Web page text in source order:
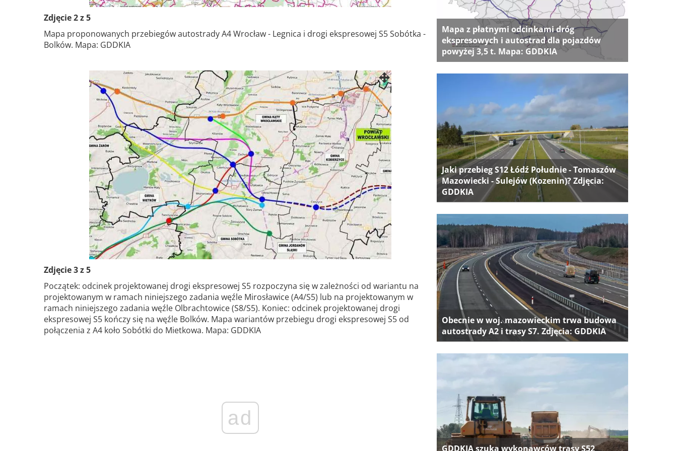
Zdjęcie 2 z 5
Mapa proponowanych przebiegów autostrady A4 Wrocław - Legnica i drogi ekspresowej S5 Sobótka -
Bolków. Mapa: GDDKIA
Zdjęcie 3 z 5
Początek: odcinek projektowanej drogi ekspresowej S5 rozpoczyna się w zależności od wariantu na
projektowanym w ramach niniejszego zadania węźle Mirosławice (A4/S5) lub na projektowanym w
ramach niniejszego zadania węźle Olbrachtowice (S8/S5). Koniec: odcinek projektowanej drogi
ekspresowej S5 kończy się na węźle Bolków. Mapa wariantów przebiegu drogi ekspresowej S5 od
połączenia z A4 koło Sobótki do Mietkowa. Mapa: GDDKIA
ad
Mapa z płatnymi odcinkami dróg
ekspresowych i autostrad dla pojazdów
powyżej 3,5 t. Mapa: GDDKIA
Jaki przebieg S12 Łódź Południe - Tomaszów
Mazowiecki - Sulejów (Kozenin)? Zdjęcia:
GDDKIA
Obecnie w woj. mazowieckim trwa budowa
autostrady A2 i trasy S7. Zdjęcia: GDDKIA
GDDKIA szuka wykonawców trasy S52